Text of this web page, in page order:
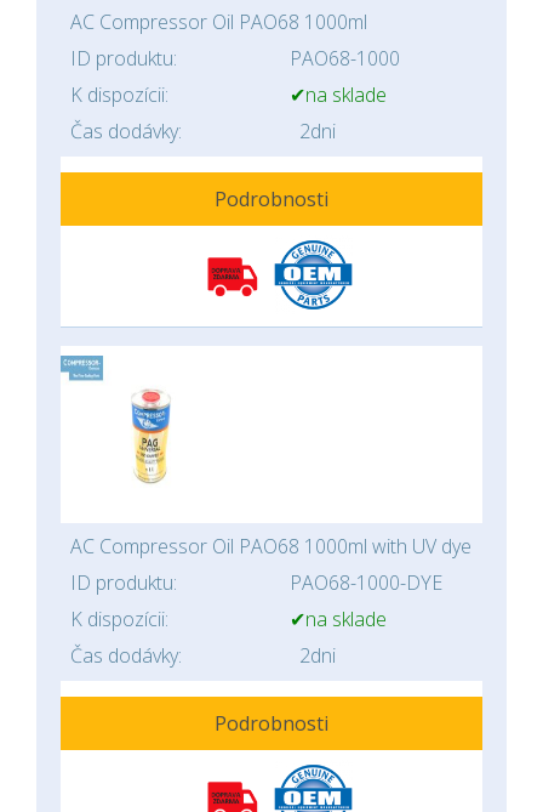
AC Compressor Oil PAO68 1000ml
ID produktu:
PAO68-1000
K dispozícii:
✔na sklade
Čas dodávky:
2dni
Podrobnosti
AC Compressor Oil PAO68 1000ml with UV dye
ID produktu:
PAO68-1000-DYE
K dispozícii:
✔na sklade
Čas dodávky:
2dni
Podrobnosti